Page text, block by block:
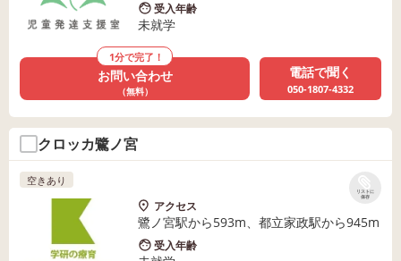
受入年齢
未就学
1分で完了！
お問い合わせ
（無料）
電話で聞く
050-1807-4332
クロッカ鷺ノ宮
リストに
保存
空きあり
アクセス
鷺ノ宮駅から593m、都立家政駅から945m
受入年齢